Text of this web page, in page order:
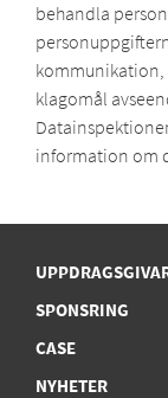
behandla
kommunikation,
klagomål
information om
SPONSRING
CASE
NYHETER